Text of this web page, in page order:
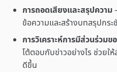
การถอดเสียงและสรุปความ
ข้อความและสร้างบทสรุปกร
การวิเคราะห์การมีส่วนร่วมข
โต้ตอบกับข่าวอย่างไร ช่วยใ
ดีขึ้น